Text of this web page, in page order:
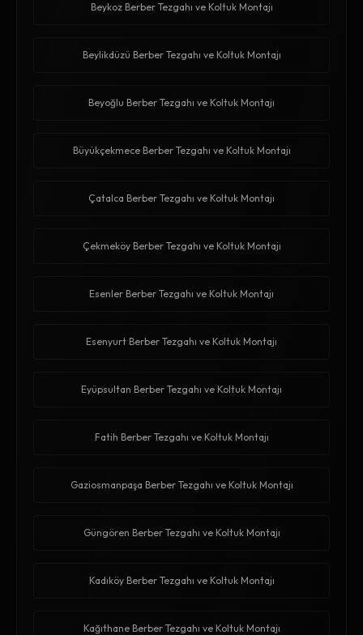
Beykoz Berber Tezgahı ve Koltuk Montajı
Beylikdüzü Berber Tezgahı ve Koltuk Montajı
Beyoğlu Berber Tezgahı ve Koltuk Montajı
Büyükçekmece Berber Tezgahı ve Koltuk Montajı
Çatalca Berber Tezgahı ve Koltuk Montajı
Çekmeköy Berber Tezgahı ve Koltuk Montajı
Esenler Berber Tezgahı ve Koltuk Montajı
Esenyurt Berber Tezgahı ve Koltuk Montajı
Eyüpsultan Berber Tezgahı ve Koltuk Montajı
Fatih Berber Tezgahı ve Koltuk Montajı
Gaziosmanpaşa Berber Tezgahı ve Koltuk Montajı
Güngören Berber Tezgahı ve Koltuk Montajı
Kadıköy Berber Tezgahı ve Koltuk Montajı
Kağıthane Berber Tezgahı ve Koltuk Montajı